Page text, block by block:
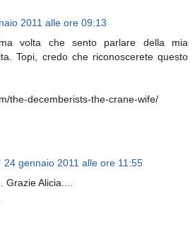
2011 alle ore 09:13
volta che sento parlare della mia
Topi, credo che riconoscerete questo
the-decemberists-the-crane-wife/
24 gennaio 2011 alle ore 11:55
Alicia....